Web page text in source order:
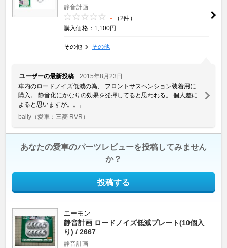
静音計画
-
（2件）
購入価格：1,100円
その他 その他
ユーザーの最新投稿
2015年8月23日
車内のロードノイズ低減の為、 フロントサスペンション装着用に
購入。 静音化にかなりの効果を発揮してると思われる。 個人差に
よると思いますが。。。
baliy （愛車：三菱 RVR）
あなたの愛車のパーツレビューを投稿してみません
か？
投稿する
エーモン
静音計画 ロードノイズ低減プレート(10個入
り) / 2667
静音計画